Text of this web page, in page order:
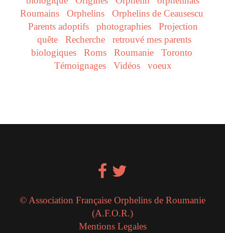
Roumains
Orphelins
Orphelins de Ceausescu
Parents adoptifs
photographies
Projection
quête
Recherche
retrouvé mes parents
biologiques
Roms Roumanie
Toronto
Témoignages
Vidéos voeux
© Association Française Orphelins de Roumanie
(A.F.O.R.)
Mentions Legales